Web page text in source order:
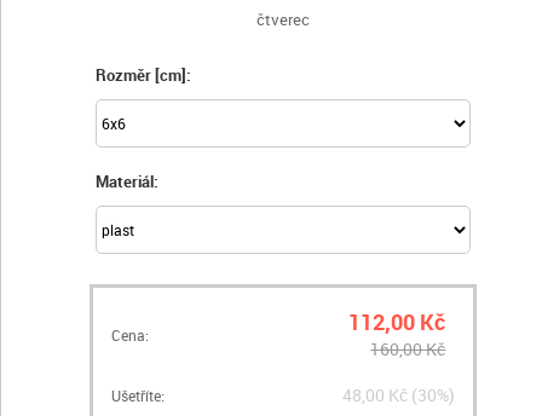
čtverec
Rozměr [cm]:
Materiál:
Cena: 112,00 Kč
160,00 Kč
Ušetříte: 48,00 Kč (30%)